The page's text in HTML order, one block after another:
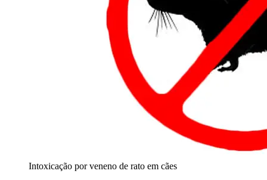
Intoxicação por veneno de rato em cães